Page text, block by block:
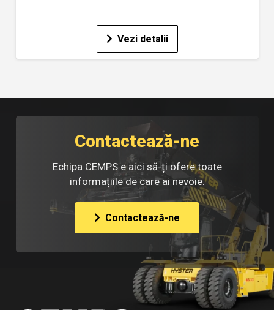
Vezi detalii
Contactează-ne
Echipa CEMPS e aici să-ți ofere toate
informațiile de care ai nevoie.
Contactează-ne